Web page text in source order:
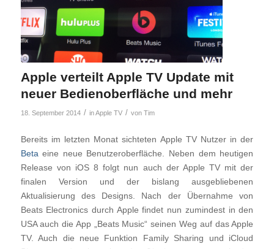
Apple verteilt Apple TV Update mit
neuer Bedienoberfläche und mehr
18. September 2014 / inApple TV / von Tim
Bereits im letzten Monat sichteten Apple TV Nutzer in der
Beta eine neue Benutzeroberfläche. Neben dem heutigen
Release von iOS 8 folgt nun auch der Apple TV mit der
finalen Version und der bislang ausgebliebenen
Aktualisierung des Designs. Nach der Übernahme von
Beats Electronics durch Apple findet nun zumindest in den
USA auch die App „Beats Music“ seinen Weg auf das Apple
TV. Auch die neue Funktion Family Sharing und iCloud